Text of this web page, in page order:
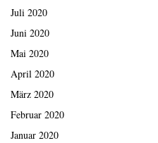
Juli 2020
Juni 2020
Mai 2020
April 2020
März 2020
Februar 2020
Januar 2020